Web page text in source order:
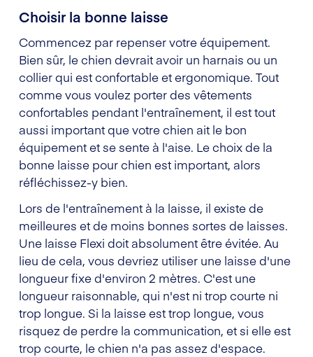
Choisir la bonne laisse
Commencez par repenser votre équipement.
Bien sûr, le chien devrait avoir un harnais ou un
collier qui est confortable et ergonomique. Tout
comme vous voulez porter des vêtements
confortables pendant l'entraînement, il est tout
aussi important que votre chien ait le bon
équipement et se sente à l'aise. Le choix de la
bonne laisse pour chien est important, alors
réfléchissez-y bien.
Lors de l'entraînement à la laisse, il existe de
meilleures et de moins bonnes sortes de laisses.
Une laisse Flexi doit absolument être évitée. Au
lieu de cela, vous devriez utiliser une laisse d'une
longueur fixe d'environ 2 mètres. C'est une
longueur raisonnable, qui n'est ni trop courte ni
trop longue. Si la laisse est trop longue, vous
risquez de perdre la communication, et si elle est
trop courte, le chien n'a pas assez d'espace.